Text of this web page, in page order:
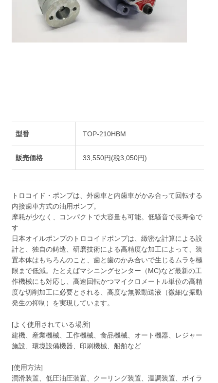
型番 TOP-210HBM
販売価格 33,550円(税3,050円)
トロコイド・ポンプは、外歯車と内歯車がかみ合って回転する
内接歯車方式の油用ポンプ。
摩耗が少なく、コンパクトで大容量も可能。低騒音で長寿命で
す
日本オイルポンプのトロコイドポンプは、緻密な計算による設
計と、独自の鋳造、研磨技術による高精度な加工によって、装
置本体はもちろんのこと、歯と歯のかみ合いで生じるムラを極
限まで低減。たとえばマシニングセンター（MC)など最新の工
作機械にも対応し、高速回転かつマイクロメートル単位の高精
度な切削加工に必要とされる、高度な無脈動送液（微細な振動
発生の抑制）を実現しています。
[よく使用されている場所]
建機、産業機械、工作機械、食品機械、オート機器、レジャー
施設、環境設備機器、印刷機械、船舶など
[使用方法]
潤滑装置、低圧油圧装置、クーリング装置、温調装置、ボイラ